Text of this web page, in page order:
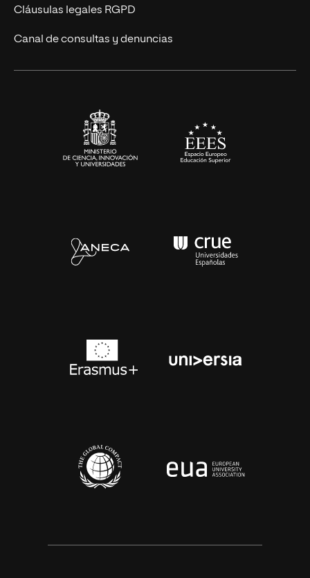
UNIR Revista
Eventos
Cláusulas legales RGPD
Canal de consultas y denuncias